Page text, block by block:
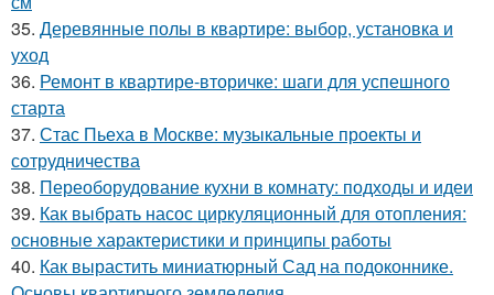
35. Деревянные полы в квартире: выбор, установка и
уход
36. Ремонт в квартире-вторичке: шаги для успешного
старта
37. Стас Пьеха в Москве: музыкальные проекты и
сотрудничества
38. Переоборудование кухни в комнату: подходы и идеи
39. Как выбрать насос циркуляционный для отопления:
основные характеристики и принципы работы
40. Как вырастить миниатюрный Сад на подоконнике.